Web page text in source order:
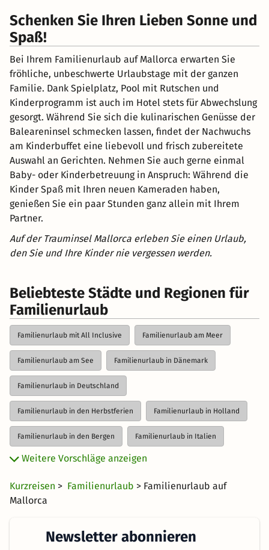
Schenken Sie Ihren Lieben Sonne und
Spaß!
Bei Ihrem Familienurlaub auf Mallorca erwarten Sie
fröhliche, unbeschwerte Urlaubstage mit der ganzen
Familie. Dank Spielplatz, Pool mit Rutschen und
Kinderprogramm ist auch im Hotel stets für Abwechslung
gesorgt. Während Sie sich die kulinarischen Genüsse der
Baleareninsel schmecken lassen, findet der Nachwuchs
am Kinderbuffet eine liebevoll und frisch zubereitete
Auswahl an Gerichten. Nehmen Sie auch gerne einmal
Baby- oder Kinderbetreuung in Anspruch: Während die
Kinder Spaß mit Ihren neuen Kameraden haben,
genießen Sie ein paar Stunden ganz allein mit Ihrem
Partner.
Auf der Trauminsel Mallorca erleben Sie einen Urlaub,
den Sie und Ihre Kinder nie vergessen werden.
Beliebteste Städte und Regionen für
Familienurlaub
Familienurlaub mit All Inclusive Familienurlaub am Meer
Familienurlaub am See Familienurlaub in Dänemark
Familienurlaub in Deutschland
Familienurlaub in den Herbstferien Familienurlaub in Holland
Familienurlaub in den Bergen Familienurlaub in Italien
Familienurlaub mit Hund Familienurlaub mit Kleinkind
Familienurlaub in Österreich Familienurlaub über Ostern
Familienurlaub in der Schweiz Familienurlaub an Silvester
Weitere Vorschläge anzeigen
Kurzreisen > Familienurlaub > Familienurlaub auf
Mallorca
Newsletter abonnieren